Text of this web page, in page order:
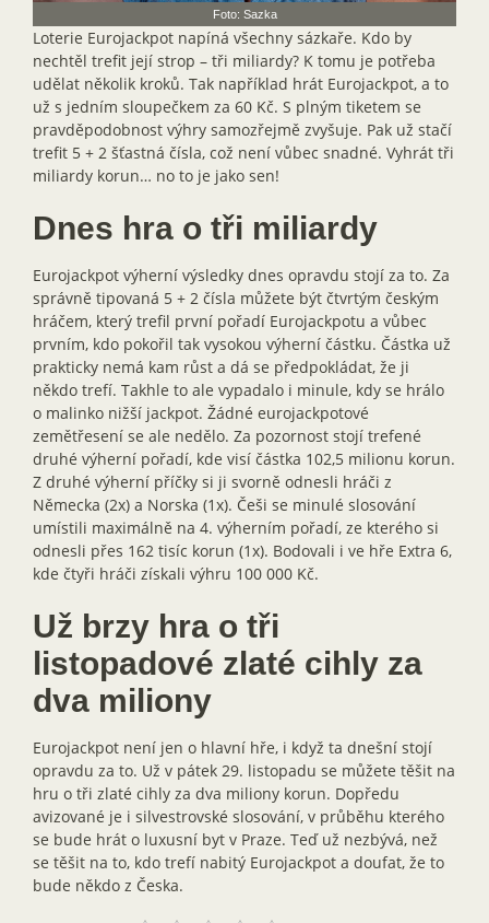
Foto: Sazka
Loterie Eurojackpot napíná všechny sázkaře. Kdo by
nechtěl trefit její strop – tři miliardy? K tomu je potřeba
udělat několik kroků. Tak například hrát Eurojackpot, a to
už s jedním sloupečkem za 60 Kč. S plným tiketem se
pravděpodobnost výhry samozřejmě zvyšuje. Pak už stačí
trefit 5 + 2 šťastná čísla, což není vůbec snadné. Vyhrát tři
miliardy korun… no to je jako sen!
Dnes hra o tři miliardy
Eurojackpot výherní výsledky dnes opravdu stojí za to. Za
správně tipovaná 5 + 2 čísla můžete být čtvrtým českým
hráčem, který trefil první pořadí Eurojackpotu a vůbec
prvním, kdo pokořil tak vysokou výherní částku. Částka už
prakticky nemá kam růst a dá se předpokládat, že ji
někdo trefí. Takhle to ale vypadalo i minule, kdy se hrálo
o malinko nižší jackpot. Žádné eurojackpotové
zemětřesení se ale nedělo. Za pozornost stojí trefené
druhé výherní pořadí, kde visí částka 102,5 milionu korun.
Z druhé výherní příčky si ji svorně odnesli hráči z
Německa (2x) a Norska (1x). Češi se minulé slosování
umístili maximálně na 4. výherním pořadí, ze kterého si
odnesli přes 162 tisíc korun (1x). Bodovali i ve hře Extra 6,
kde čtyři hráči získali výhru 100 000 Kč.
Už brzy hra o tři
listopadové zlaté cihly za
dva miliony
Eurojackpot není jen o hlavní hře, i když ta dnešní stojí
opravdu za to. Už v pátek 29. listopadu se můžete těšit na
hru o tři zlaté cihly za dva miliony korun. Dopředu
avizované je i silvestrovské slosování, v průběhu kterého
se bude hrát o luxusní byt v Praze. Teď už nezbývá, než
se těšit na to, kdo trefí nabitý Eurojackpot a doufat, že to
bude někdo z Česka.